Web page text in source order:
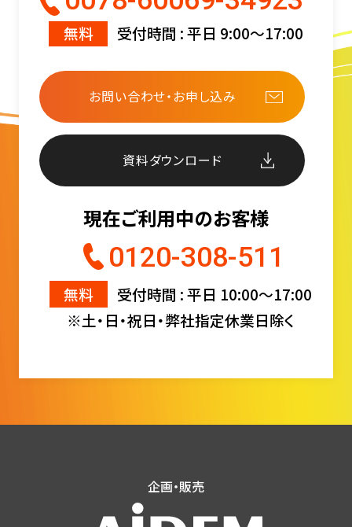
無料 受付時間 : 平日 9:00〜17:00
お問い合わせ・お申し込み
資料ダウンロード
現在ご利用中のお客様
0120-308-511
無料
受付時間 : 平日 10:00〜17:00
※土・日・祝日・弊社指定休業日除く
企画・販売